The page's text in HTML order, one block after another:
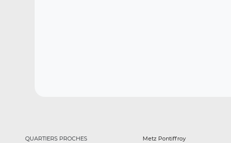
QUARTIERS PROCHES Metz Pontiffroy